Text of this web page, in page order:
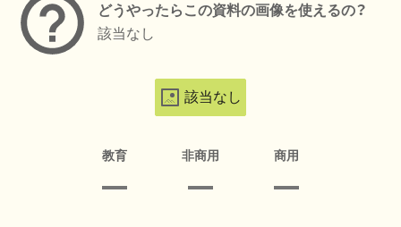
どうやったらこの資料の画像を使えるの？
該当なし
該当なし
教育 非商用 商用